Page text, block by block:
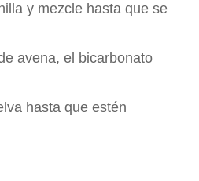
y mezcle hasta que se
avena, el bicarbonato
hasta que estén